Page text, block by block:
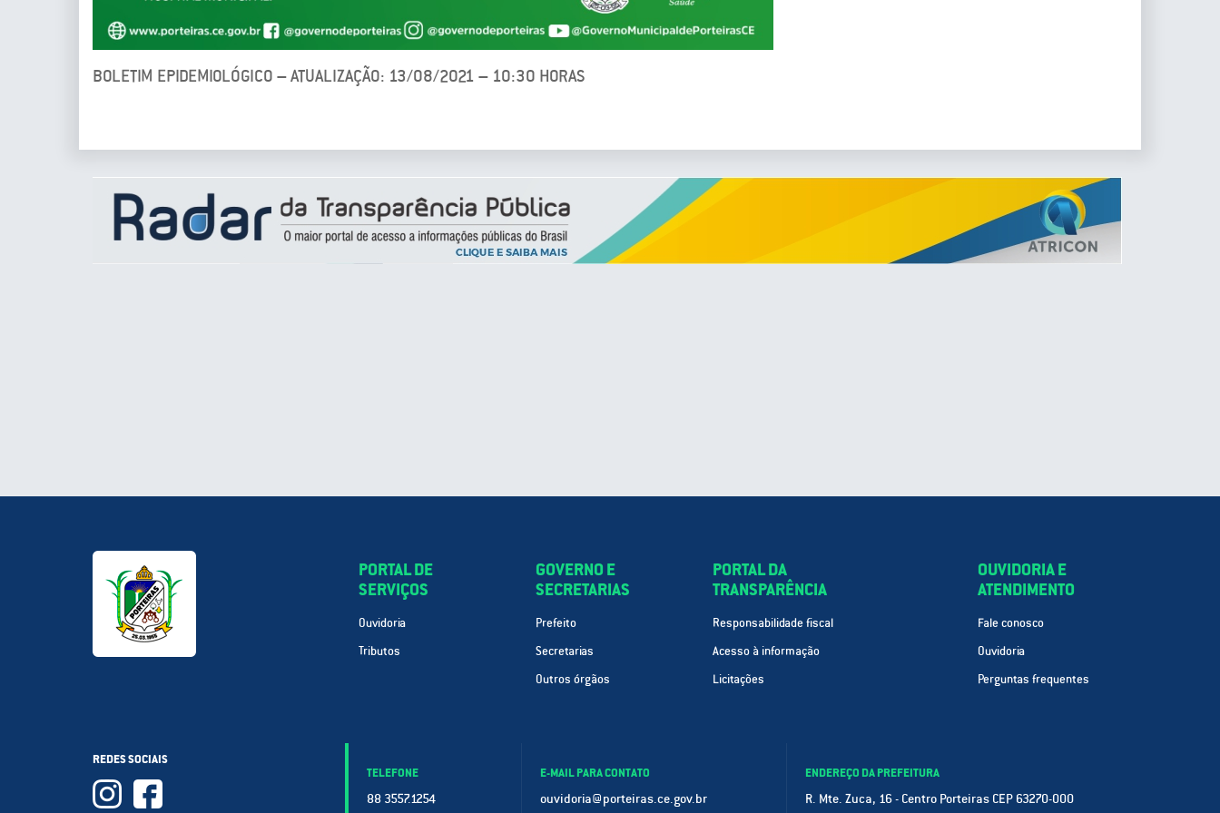
BOLETIM EPIDEMIOLÓGICO – ATUALIZAÇÃO: 13/08/2021 – 10:30 HORAS
PORTAL DE
SERVIÇOS
Ouvidoria
Tributos
GOVERNO E
SECRETARIAS
Prefeito
Secretarias
Outros órgãos
PORTAL DA
TRANSPARÊNCIA
Responsabilidade fiscal
Acesso à informação
Licitações
OUVIDORIA E
ATENDIMENTO
Fale conosco
Ouvidoria
Perguntas frequentes
REDES SOCIAIS
TELEFONE
88 3557.1254
E-MAIL PARA CONTATO
ouvidoria@porteiras.ce.gov.br
ENDEREÇO DA PREFEITURA
R. Mte. Zuca, 16 - Centro Porteiras CEP 63270-000